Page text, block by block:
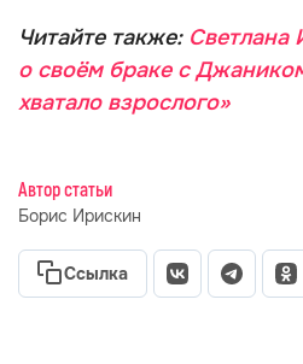
Читайте также: Светлана
о своём браке с
хватало взрослого»
Автор статьи
Борис Ирискин
Ссылка